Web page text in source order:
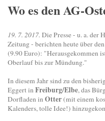
Wo es den AG-
19. 7. 2017. Die Presse - u. a. der
Zeitung - berichten heute über
(9.90 Euro): "Herausgekommen
Oberlauf bis zur Mündung."
In diesem Jahr sind zu den
Eggert in Freiburg/Elbe, das
Dorfladen in Otter(mit einem
Kalenders, tolle Idee!)